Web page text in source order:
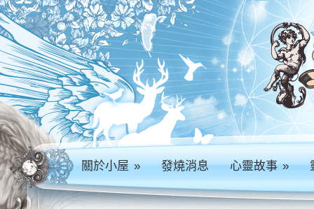
關於小屋» 發燒消息 心靈故事»